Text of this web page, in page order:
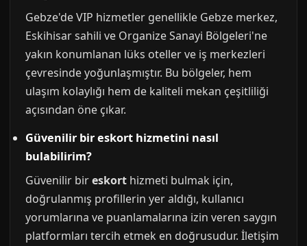
Gebze'de VIP hizmetler genellikle Gebze merkez,
Eskihisar sahili ve Organize Sanayi Bölgeleri'ne
yakın konumlanan lüks oteller ve iş merkezleri
çevresinde yoğunlaşmıştır. Bu bölgeler, hem
ulaşım kolaylığı hem de kaliteli mekan çeşitliliği
açısından öne çıkar.
Güvenilir bir eskort hizmetini nasıl
bulabilirim?
Güvenilir bireskort hizmeti bulmak için,
doğrulanmış profillerin yer aldığı, kullanıcı
yorumlarına ve puanlamalarına izin veren saygın
platformları tercih etmek en doğrusudur. İletişim